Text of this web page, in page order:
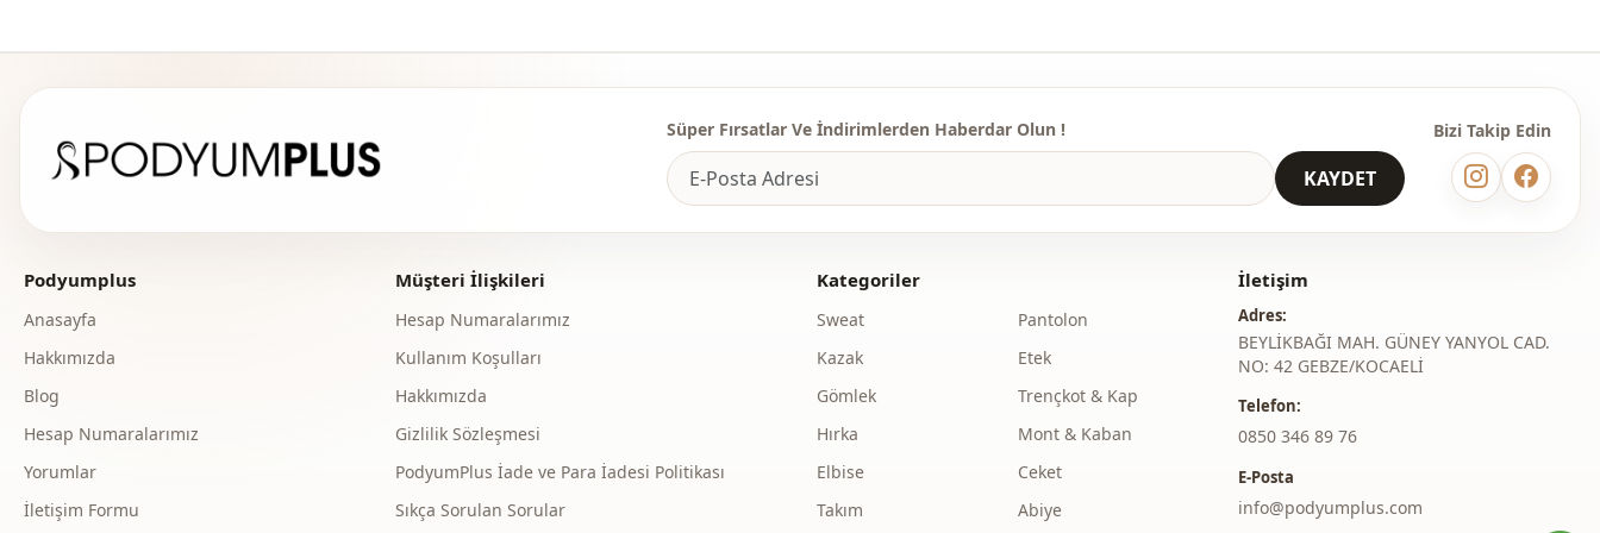
Süper Fırsatlar Ve İndirimlerden Haberdar Olun !
KAYDET
Bizi Takip Edin
Podyumplus
Anasayfa
Hakkımızda
Blog
Hesap Numaralarımız
Yorumlar
İletişim Formu
Müşteri İlişkileri
Hesap Numaralarımız
Kullanım Koşulları
Hakkımızda
Gizlilik Sözleşmesi
PodyumPlus İade ve Para İadesi Politikası
Sıkça Sorulan Sorular
Kategoriler
Sweat
Kazak
Gömlek
Hırka
Elbise
Takım
Pantolon
Etek
Trençkot & Kap
Mont & Kaban
Ceket
Abiye
İletişim
Adres:
BEYLİKBAĞI MAH. GÜNEY YANYOL CAD.
NO: 42 GEBZE/KOCAELİ
Telefon:
‎0850 346 89 76
E-Posta
info@podyumplus.com